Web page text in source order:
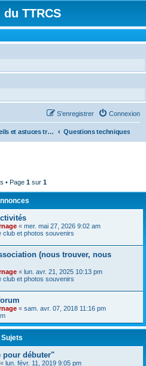
TTRCS
Connexion
S’enregistrer
Conseils et astuces transverses à toutes les sections Questions techniques
• Page 1 sur 1
« mer. mai 27, 2026 9:02 am
club et photos souvenirs
(nous trouver, nous
« lun. avr. 21, 2025 10:13 pm
club et photos souvenirs
« sam. avr. 07, 2018 11:16 pm
Sujets
pour débuter"
« lun. févr. 11, 2019 9:05 pm